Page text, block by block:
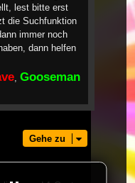
lest bitte erst
die Suchfunktion
immer noch
dann helfen
Gooseman
Gehe zu